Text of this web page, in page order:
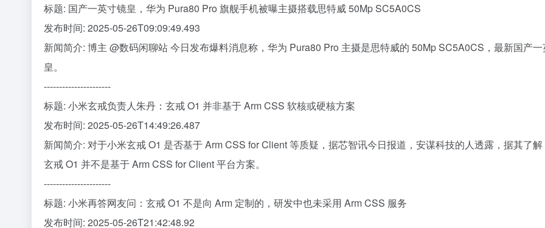
标题: 国产一英寸镜皇，华为 Pura80 Pro 旗舰手机被曝主摄搭载思特威 50Mp SC5A0CS
发布时间: 2025-05-26T09:09:49.493
新闻简介: 博主 @数码闲聊站 今日发布爆料消息称，华为 Pura80 Pro 主摄是思特威的 50Mp SC5A0CS，最新国产
皇。
----------------------
标题: 小米玄戒负责人朱丹：玄戒 O1 并非基于 Arm CSS 软核或硬核方案
发布时间: 2025-05-26T14:49:26.487
新闻简介: 对于小米玄戒 O1 是否基于 Arm CSS for Client 等质疑，据芯智讯今日报道，安谋科技的人透露，据其了
玄戒 O1 并不是基于 Arm CSS for Client 平台方案。
----------------------
标题: 小米再答网友问：玄戒 O1 不是向 Arm 定制的，研发中也未采用 Arm CSS 服务
发布时间: 2025-05-26T21:42:48.92